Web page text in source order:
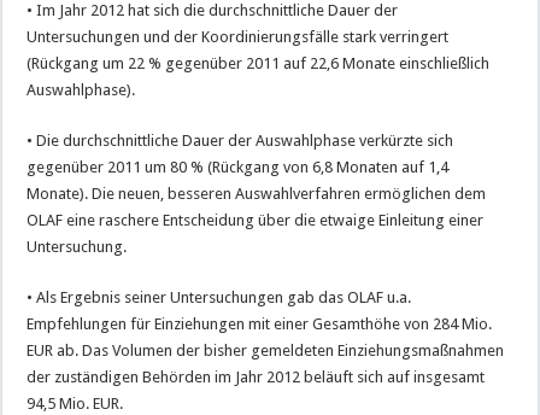
• Im Jahr 2012 hat sich die durchschnittliche Dauer der
Untersuchungen und der Koordinierungsfälle stark verringert
(Rückgang um 22 % gegenüber 2011 auf 22,6 Monate einschließlich
Auswahlphase).
• Die durchschnittliche Dauer der Auswahlphase verkürzte sich
gegenüber 2011 um 80 % (Rückgang von 6,8 Monaten auf 1,4
Monate). Die neuen, besseren Auswahlverfahren ermöglichen dem
OLAF eine raschere Entscheidung über die etwaige Einleitung einer
Untersuchung.
• Als Ergebnis seiner Untersuchungen gab das OLAF u.a.
Empfehlungen für Einziehungen mit einer Gesamthöhe von 284 Mio.
EUR ab. Das Volumen der bisher gemeldeten Einziehungsmaßnahmen
der zuständigen Behörden im Jahr 2012 beläuft sich auf insgesamt
94,5 Mio. EUR.